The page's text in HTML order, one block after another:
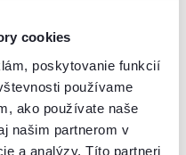
cookies
poskytovanie funkcií
používame
ako používate naše
našim partnerom v
a analýzy. Títo partneri
informácie?